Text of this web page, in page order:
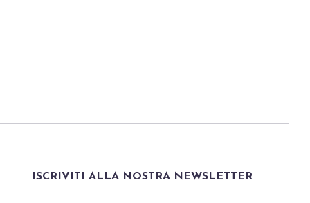
ISCRIVITI ALLA NOSTRA NEWSLETTER